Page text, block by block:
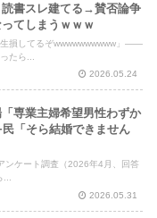
読書スレ建てる→賛否論争
てしまうｗｗｗ
生損してるぞwwwwwwwwww」——
たら...
2026.05.24
「専業主婦希望男性わずか
「そら結婚できません
ンケート調査（2026年4月、回答
...
2026.05.31